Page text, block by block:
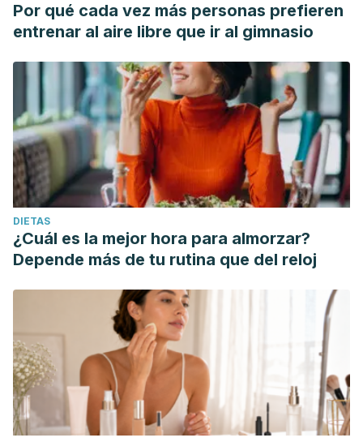
Por qué cada vez más personas prefieren
entrenar al aire libre que ir al gimnasio
DIETAS
¿Cuál es la mejor hora para almorzar?
Depende más de tu rutina que del reloj